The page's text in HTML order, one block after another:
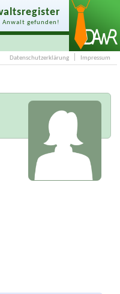
Anwalt gefunden!
Datenschutzerklärung Impressum